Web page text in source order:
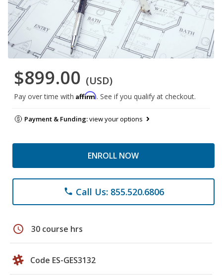
$899.00 (USD)
Pay over time with Affirm. See if you qualify at checkout.
Payment & Funding:view your options
ENROLL NOW
phone Call Us: 855.520.6806
schedule 30 course hrs
Code ES-GES3132